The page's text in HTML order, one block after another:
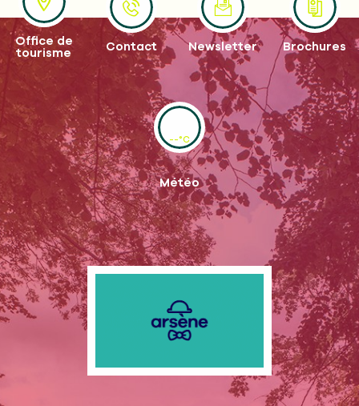
Office de
tourisme
Contact Newsletter Brochures
--°C
Météo